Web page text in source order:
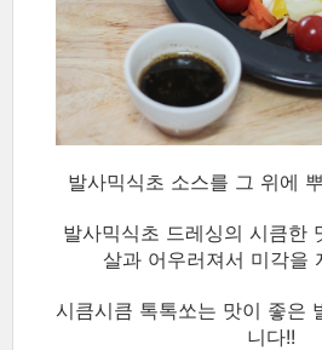
발사믹식초 소스를 그 위에
발사믹식초 드레싱의 시큼한
살과 어우러져서 미각을
시큼시큼 톡톡쏘는 맛이 좋은
니다!!